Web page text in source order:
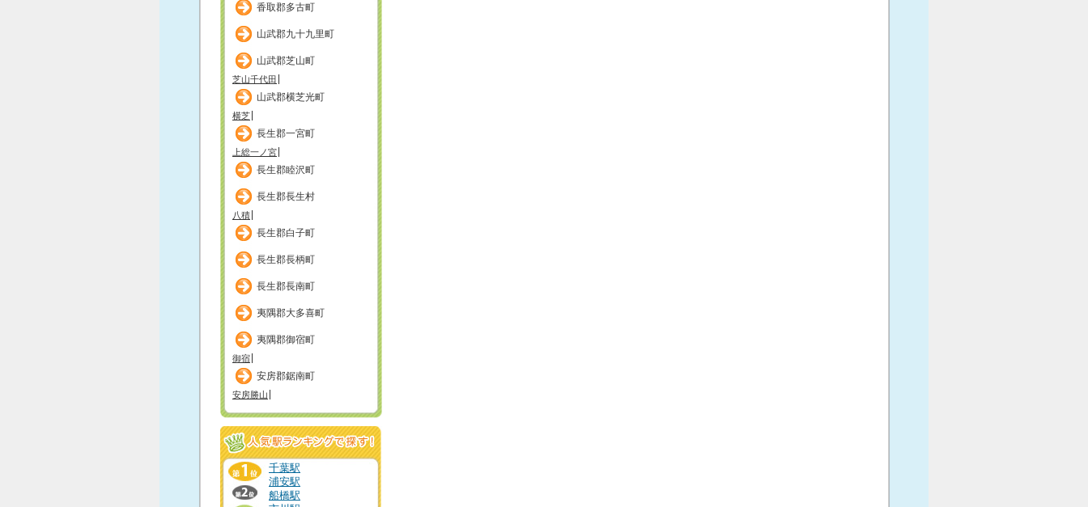
香取郡多古町
山武郡九十九里町
山武郡芝山町
芝山千代田
山武郡横芝光町
横芝
長生郡一宮町
上総一ノ宮
長生郡睦沢町
長生郡長生村
八積
長生郡白子町
長生郡長柄町
長生郡長南町
夷隅郡大多喜町
夷隅郡御宿町
御宿
安房郡鋸南町
安房勝山
千葉駅
浦安駅
船橋駅